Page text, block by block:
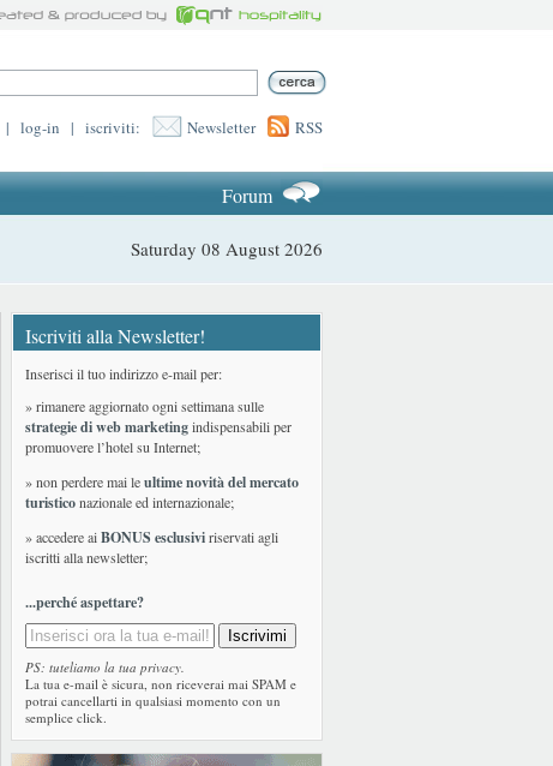
| log-in | iscriviti: Newsletter RSS
Forum
Saturday 08 August 2026
Iscriviti alla Newsletter!
Inserisci il tuo indirizzo e-mail per:
» rimanere aggiornato ogni settimana sulle
strategie di web marketingindispensabili per
promuovere l’hotel su Internet;
» non perdere mai leultime novità del mercato
turisticonazionale ed internazionale;
» accedere aiBONUS esclusiviriservati agli
iscritti alla newsletter;
...perché aspettare?
PS: tuteliamo la tua privacy.
La tua e-mail è sicura, non riceverai mai SPAM e
potrai cancellarti in qualsiasi momento con un
semplice click.